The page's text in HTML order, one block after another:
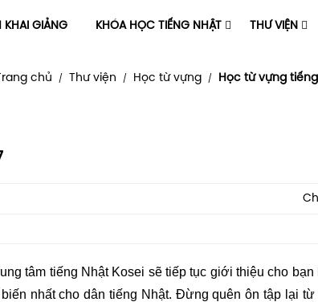
KHAI GIẢNG KHÓA HỌC TIẾNG NHẬT THƯ VIỆN
chủ / Thư viện / Học từ vựng / Học từ vựng
tâm tiếng Nhật Kosei sẽ tiếp tục giới thiệu cho
nhất cho dân tiếng Nhật. Đừng quên ôn tập lại